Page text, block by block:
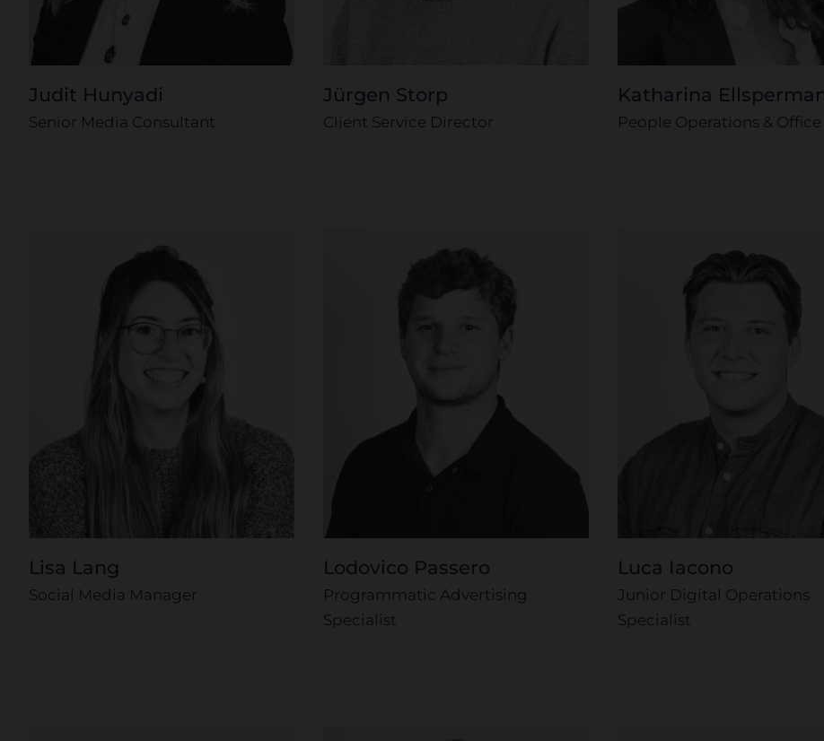
Judit Hunyadi
Senior Media Consultant
Jürgen Storp
Client Service Director
Katharina
People Operations &
Lisa Lang
Social Media Manager
Lodovico Passero
Programmatic Advertising
Specialist
Luca Iacono
Junior Digital Operations
Specialist